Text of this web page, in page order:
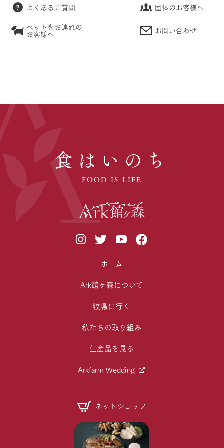
よくあるご質問
団体のお客様へ
ペットをお連れの
お客様へ お問い合わせ
食はいのち
FOOD IS LIFE
ホーム
Ark館ヶ森について
牧場に行く
私たちの取り組み
生産品を見る
Arkfarm Wedding
ネットショップ